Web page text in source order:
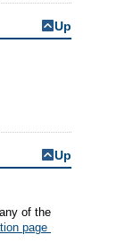
Up
Up
of the
page